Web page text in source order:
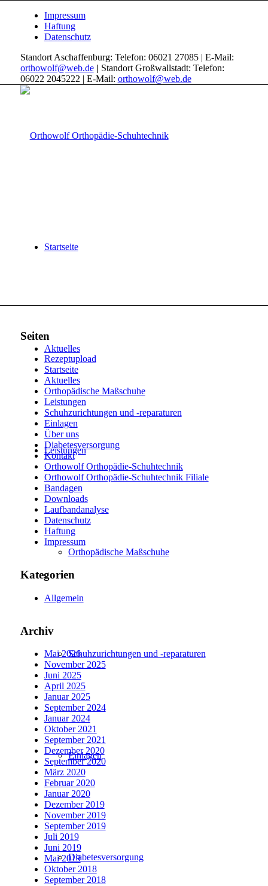
Impressum
Haftung
Datenschutz
Standort Aschaffenburg: Telefon: 06021 27085 | E-Mail:
orthowolf@web.de | Standort Großwallstadt: Telefon:
06022 2045222 | E-Mail: orthowolf@web.de
Startseite
Aktuelles
Leistungen
Orthopädische Maßschuhe
Schuhzurichtungen und -reparaturen
Einlagen
Diabetesversorgung
Seiten
Rezeptupload
Startseite
Aktuelles
Orthopädische Maßschuhe
Leistungen
Schuhzurichtungen und -reparaturen
Einlagen
Über uns
Diabetesversorgung
Kontakt
Orthowolf Orthopädie-Schuhtechnik
Orthowolf Orthopädie-Schuhtechnik Filiale
Bandagen
Downloads
Laufbandanalyse
Datenschutz
Haftung
Impressum
Kategorien
Allgemein
Archiv
Mai 2026
November 2025
Juni 2025
April 2025
Januar 2025
September 2024
Januar 2024
Oktober 2021
September 2021
Dezember 2020
September 2020
März 2020
Februar 2020
Januar 2020
Dezember 2019
November 2019
September 2019
Juli 2019
Juni 2019
Mai 2019
Oktober 2018
September 2018